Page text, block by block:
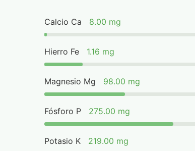
Calcio Ca 8.00 mg
Hierro Fe 1.16 mg
Magnesio Mg 98.00 mg
Fósforo P 275.00 mg
Potasio K 219.00 mg